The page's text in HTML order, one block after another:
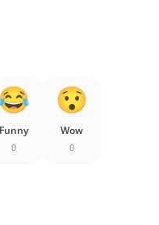
Funny
0
Wow
0